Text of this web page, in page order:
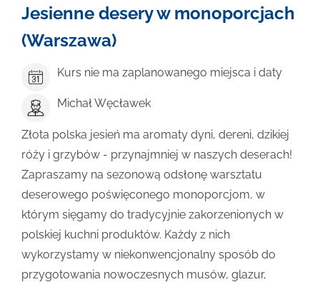
Jesienne desery w monoporcjach
(Warszawa)
Złota polska jesień ma aromaty dyni, dereni, dzikiej
róży i grzybów - przynajmniej w naszych deserach!
Zapraszamy na sezonową odsłonę warsztatu
deserowego poświęconego monoporcjom, w
którym sięgamy do tradycyjnie zakorzenionych w
polskiej kuchni produktów. Każdy z nich
wykorzystamy w niekonwencjonalny sposób do
przygotowania nowoczesnych musów, glazur,
Kurs nie ma zaplanowanego miejsca i daty
Michał Węcławek